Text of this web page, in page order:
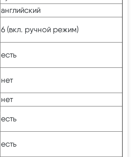
английский
6 (вкл. ручной режим)
есть
нет
нет
есть
есть